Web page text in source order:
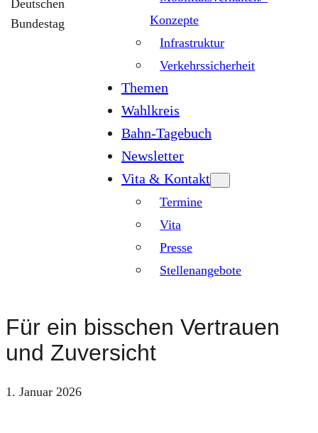
Deutschen
Bundestag
Konzepte
Infrastruktur
Verkehrssicherheit
Themen
Wahlkreis
Bahn-Tagebuch
Newsletter
Vita & Kontakt
Termine
Vita
Presse
Stellenangebote
Für ein bisschen Vertrauen
und Zuversicht
1. Januar 2026